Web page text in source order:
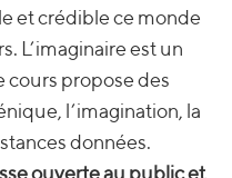
et crédible ce monde
L’imaginaire est un
cours propose des
l’imagination, la
données.